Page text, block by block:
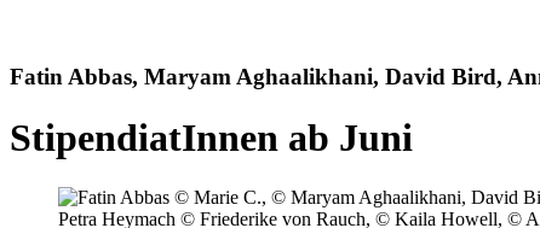
Fatin Abbas, Maryam Aghaalikhani, David Bird,
StipendiatInnen ab Juni